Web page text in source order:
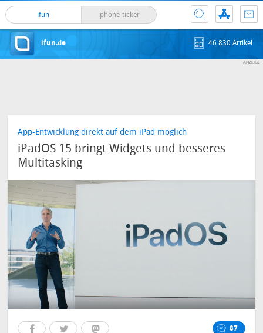
ifun iphone-ticker
ifun.de 46 830 Artikel
App-Entwicklung direkt auf dem iPad möglich
iPadOS 15 bringt Widgets und besseres
Multitasking
87